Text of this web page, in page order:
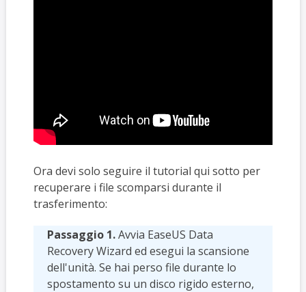
Ora devi solo seguire il tutorial qui sotto per
recuperare i file scomparsi durante il
trasferimento:
Passaggio 1.Avvia EaseUS Data
Recovery Wizard ed esegui la scansione
dell'unità. Se hai perso file durante lo
spostamento su un disco rigido esterno,